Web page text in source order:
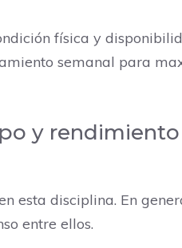
física y
semanal para
y rendimiento
esta disciplina. En
entre ellos.